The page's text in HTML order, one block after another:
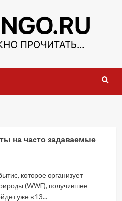
на часто задаваемые
которое организует
(WWF), получившее
уже в 13...